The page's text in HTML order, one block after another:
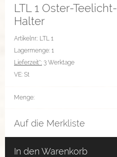
LTL 1 Oster-Teelicht-
Halter
Artikelnr.: LTL 1
Lagermenge: 1
Lieferzeit*: 3 Werktage
VE: St
Menge:
Auf die Merkliste
In den Warenkorb